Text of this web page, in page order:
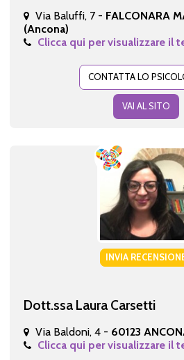
Via Baluffi, 7 - FALCONARA
(Ancona)
Clicca qui per visualizzare il
CONTATTA LO
VAI AL SITO
INVIA
Dott.ssa Laura Carsetti
Via Baldoni, 4 - 60123
Clicca qui per visualizzare il